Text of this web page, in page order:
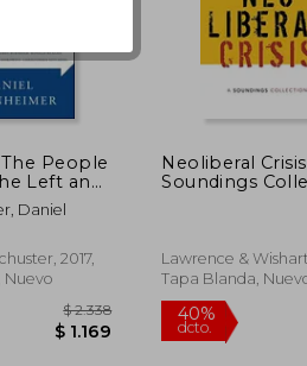
40%
dcto.
$ 1.582
People
Left and
(en
Daniel
2017,
Nuevo
Neoliberal
Soundings
Lawrence &
Tapa Blanda,